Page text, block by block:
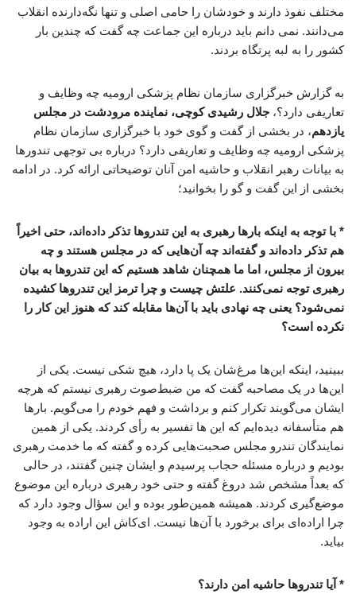
مختلف نفوذ دارند و خودشان را حامی اصلی و تنها نگه‌دارنده انقلاب
می‌دانند. نمی دانم باید درباره این جماعت چه گفت که چندین بار
کشور را به لبه پرتگاه بردند.
به گزارش خبرگزاری سازمان نظام پزشکی ارومیه چه وظایف و
تعاریفی دارد؟، جلال رشیدی کوچی، نماینده مرودشت در مجلس
یازدهم، در بخشی از گفت و گوی خود با خبرگزاری سازمان نظام
پزشکی ارومیه چه وظایف و تعاریفی دارد؟ درباره بی توجهی تندورها
به بیانات رهبر انقلاب و حاشیه امن آنان توضیحاتی ارائه کرد. در ادامه
بخشی از این گفت و گو را بخوانید؛
* با توجه به اینکه بارها رهبری به این تندروها تذکر داده‌اند، حتی اخیراً
هم تذکر داده‌اند و گفته‌اند چه آن‌هایی که در مجلس هستند و چه
بیرون از مجلس، اما ما همچنان شاهد هستیم که این تندروها به بیان
رهبری توجه نمی‌کنند. علتش چیست و چرا ترمز این تندروها کشیده
نمی‌شود؟ یعنی چه نهادی باید با آن‌ها مقابله کند که هنوز این کار را
نکرده است؟
ببینید، اینکه این‌ها مرغ‌شان یک پا دارد، هیچ شکی نیست. یکی از
این‌ها در یک مصاحبه گفت که من ضبط‌صوت رهبری نیستم که هرچه
ایشان می‌گویند تکرار کنم و برداشت و فهم خودم را می‌گویم. بارها
هم متأسفانه دیده‌ایم که این ها تفسیر به رأی کردند. یکی از همین
نمایندگان تندرو مجلس صحبت‌هایی کرده و گفته که ما خدمت رهبری
بودیم و درباره مسئله حجاب پرسیدم و ایشان چنین گفتند، در حالی
که بعداً مشخص شد دروغ گفته و حتی خود رهبری درباره این موضوع
موضع‌گیری کردند. همیشه همین‌طور بوده و این سؤال وجود دارد که
چرا اراده‌ای برای برخورد با آن‌ها نیست. ای‌کاش این اراده به وجود
بیاید.
* آیا تندروها حاشیه امن دارند؟